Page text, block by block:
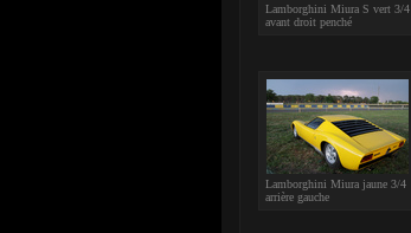
Lamborghini Miura S vert 3/4
avant droit penché
Lamborghini Miura jaune 3/4
arrière gauche